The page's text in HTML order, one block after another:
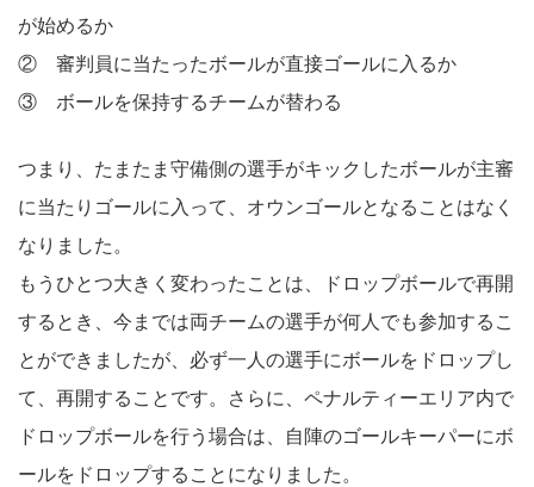
が始めるか
② 審判員に当たったボールが直接ゴールに入るか
③ ボールを保持するチームが替わる
つまり、たまたま守備側の選手がキックしたボールが主審
に当たりゴールに入って、オウンゴールとなることはなく
なりました。
もうひとつ大きく変わったことは、ドロップボールで再開
するとき、今までは両チームの選手が何人でも参加するこ
とができましたが、必ず一人の選手にボールをドロップし
て、再開することです。さらに、ペナルティーエリア内で
ドロップボールを行う場合は、自陣のゴールキーパーにボ
ールをドロップすることになりました。